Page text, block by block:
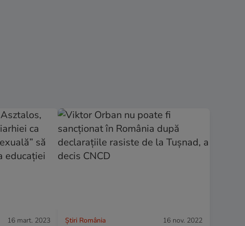
16 mart. 2023 Știri România 16 nov. 2022